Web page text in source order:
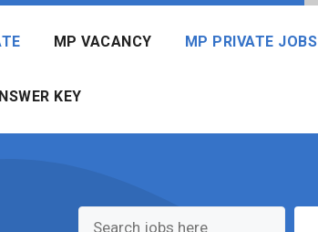
MP VACANCY MP PRIVATE JOBS
KEY